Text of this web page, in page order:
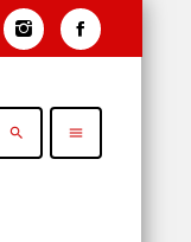
search menu